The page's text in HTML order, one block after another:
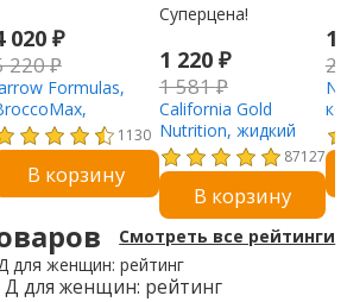
020 ₽
220₽
Formulas,
(SGS),
активированный
60
с
отсроченным
1130
В корзину
Суперцена!
1 220 ₽
1 581₽
California Gold
Nutrition, жидкий
витамин D3 для
детей, 10 мкг (400
МЕ), 10 мл (0,34
жидк. унции)
87127
В корзину
1
2
Смотреть все рейтинги
для женщин: рейтинг